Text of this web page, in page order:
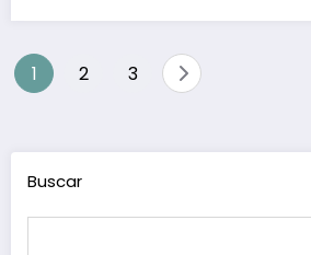
Paginación
1 2 3
Buscar